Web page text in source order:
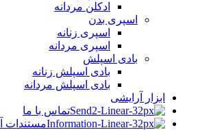
ادکلن مردانه
اسپری بدن
اسپری زنانه
اسپری مردانه
بادی اسپلش
بادی اسپلش زنانه
بادی اسپلش مردانه
ابزار آرایشی
تماس با ما
مستندات